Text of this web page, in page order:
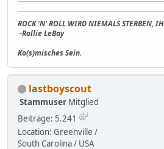
ROCK 'N' ROLL WIRD NIEMALS STERBEN,
-Rollie LeBay
Ko(s)misches Sein.
lastboyscout
Stammuser Mitglied
Beiträge: 5.241
Location: Greenville /
South Carolina / USA